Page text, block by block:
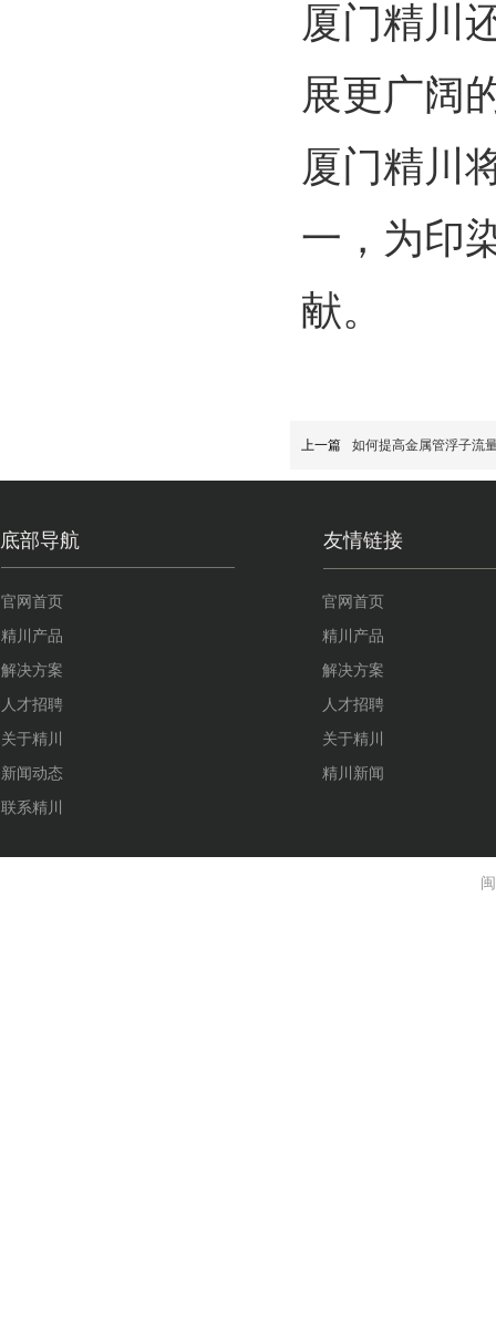
厦门精川
展更广阔
厦门精川
一，为印
献。
上一篇 如何提高金属管浮子流
官网首页
精川产品
解决方案
人才招聘
关于精川
新闻动态
联系精川
官网首页
精川产品
解决方案
人才招聘
关于精川
精川新闻
底部导航 友情链接